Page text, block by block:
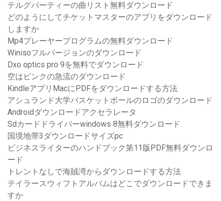
テルグパーティーの曲リスト無料ダウンロード
どのようにしてチケットマスターのアプリをダウンロード
しますか
Mp4プレーヤープログラムの無料ダウンロード
Winisoフルバージョンのダウンロード
Dxo optics pro 9を無料でダウンロード
空はピンクの急流のダウンロード
KindleアプリMacにPDFをダウンロードする方法
アシュランド大学バスケットボールのロゴのダウンロード
Androidダウンロードアクセラレータ
Sdカードドライバーwindows 8無料ダウンロード
国境地帯3ダウンロードサイズpc
ビジネスライターのハンドブック第11版PDF無料ダウンロ
ード
トレントなしで海賊湾からダウンロードする方法
テイラースウィフトアルバムはどこでダウンロードできま
すか